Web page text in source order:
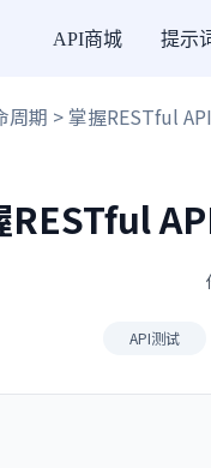
API商城 提示
周期 > 掌握RESTful
RESTful
API测试